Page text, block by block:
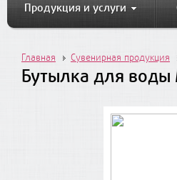
Продукция и услуги
Главная Сувенирная продукция
Бутылка для воды